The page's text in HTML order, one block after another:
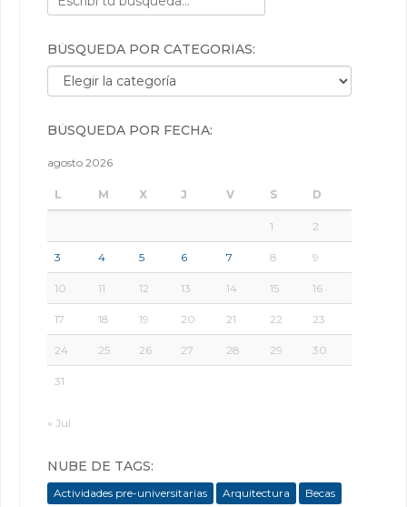
BÚSQUEDA POR CATEGORÍAS:
Búsqueda por categorías:
BÚSQUEDA POR FECHA:
agosto 2026
L M X J V S D
1 2
3 4 5 6 7 8 9
10 11 12 13 14 15 16
17 18 19 20 21 22 23
24 25 26 27 28 29 30
31
« Jul
NUBE DE TAGS:
Actividades pre-universitarias Arquitectura
Becas